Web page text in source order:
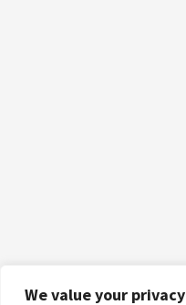
We value your privacy